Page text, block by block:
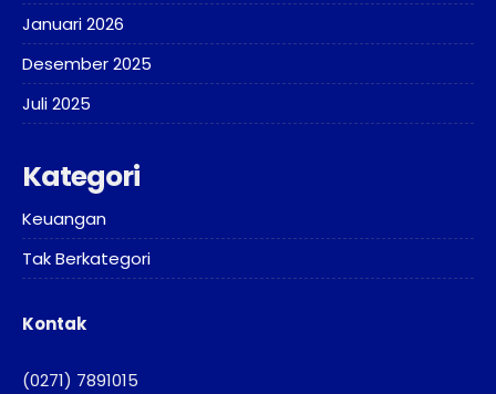
Januari 2026
Desember 2025
Juli 2025
Kategori
Keuangan
Tak Berkategori
Kontak
(0271) 7891015